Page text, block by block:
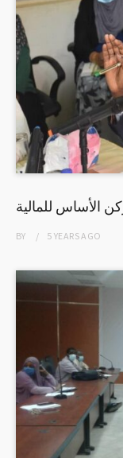
الأساس للمالية
BY 5 YEARSAGO